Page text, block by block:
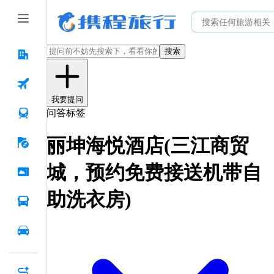
搜索
我要提问
问答标签
丽坤海悦酒店(三江商贸
城，预约免费接送机带自
助洗衣房)